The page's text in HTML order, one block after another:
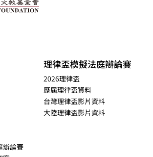
理律盃模擬法庭辯論賽
2026理律盃
歷屆理律盃資料
台灣理律盃影片資料
大陸理律盃影片資料
辯論賽